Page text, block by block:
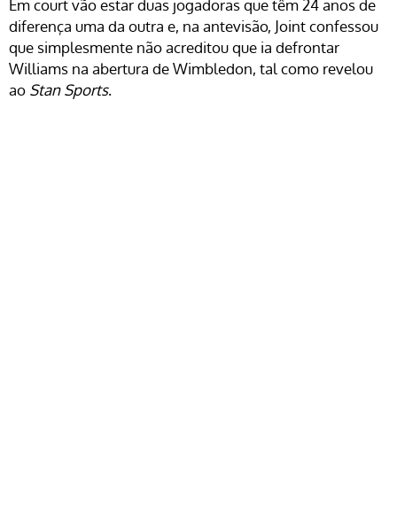
Em court vão estar duas jogadoras que têm 24 anos de
diferença uma da outra e, na antevisão, Joint confessou
que simplesmente não acreditou que ia defrontar
Williams na abertura de Wimbledon, tal como revelou
ao Stan Sports.